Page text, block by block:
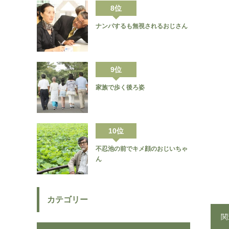
8位
ナンパするも無視されるおじさん
9位
家族で歩く後ろ姿
10位
不忍池の前でキメ顔のおじいちゃ
ん
カテゴリー